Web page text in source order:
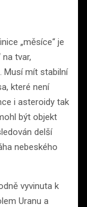
„měsíce“ je
na tvar,
Musí mít stabilní
které není
i asteroidy tak
být objekt
delší
nebeského
vyvinuta k
Uranu a